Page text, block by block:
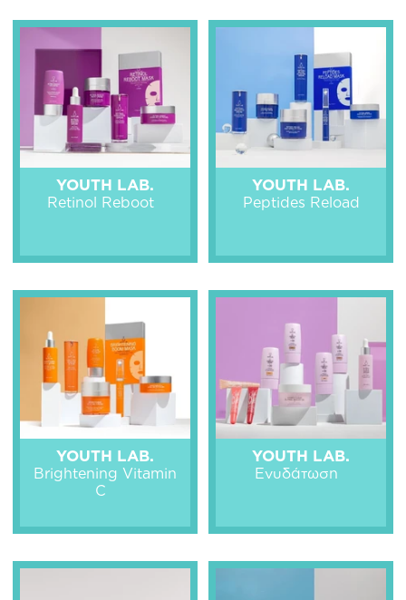
YOUTH LAB. YOUTH LAB.
Peptides Reload
YOUTH LAB.
Brightening Vitamin
YOUTH LAB.